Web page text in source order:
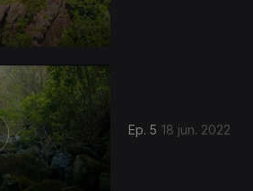
Ep. 5 18 jun. 2022